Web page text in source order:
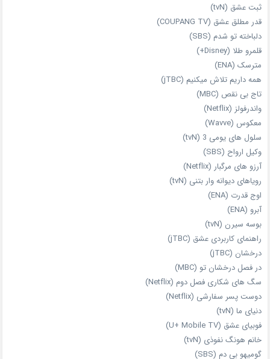
ثبت عشق (tvN)
قدر مطلق عشق (COUPANG TV)
دلباخته تو شدم (SBS)
قلمرو طلا (Disney+)
مترسک (ENA)
همه داریم تلاش میکنیم (jTBC)
تاج بی‌ نقص (MBC)
واندرفولز (Netflix)
معکوس (Wavve)
سلول های یومی 3 (tvN)
وکیل ارواح (SBS)
آرزو های مرگبار (Netflix)
رویاهای دیوانه‌ وار بتنی (tvN)
اوج قدرت (ENA)
آبرو (ENA)
بوسه سیرن (tvN)
راهنمای کاربردی عشق (jTBC)
درخشان (jTBC)
در فصل درخشان تو (MBC)
سگ های شکاری فصل دوم (Netflix)
دوست‌ پسر سفارشی (Netflix)
دنیای ما (tvN)
فوبیای عشق (U+ Mobile TV)
خانم هونگ نفوذی (tvN)
گومیهو بی دم (SBS)